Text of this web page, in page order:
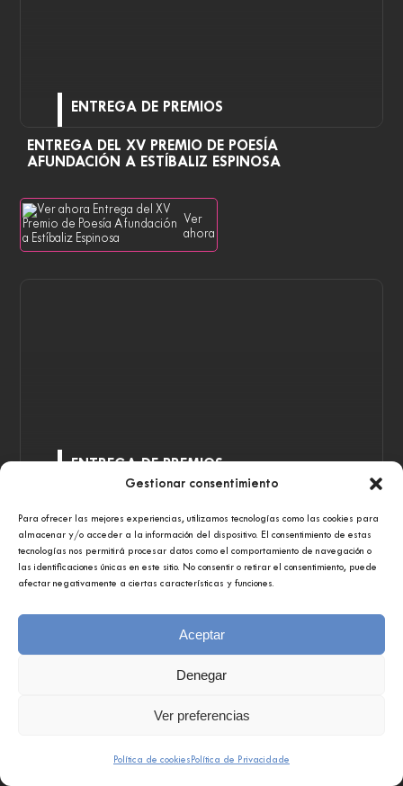
Gestionar consentimiento
Para ofrecer las mejores experiencias, utilizamos tecnologías como las cookies para
almacenar y/o acceder a la información del dispositivo. El consentimiento de estas
tecnologías nos permitirá procesar datos como el comportamiento de navegación o
las identificaciones únicas en este sitio. No consentir o retirar el consentimiento, puede
afectar negativamente a ciertas características y funciones.
Aceptar
Denegar
Ver preferencias
Política de cookies Política de Privacidade
ENTREGA DE PREMIOS
ENTREGA DEL XV PREMIO DE POESÍA
AFUNDACIÓN A ESTÍBALIZ ESPINOSA
Ver
ahora
ENTREGA DE PREMIOS
MELLOR DOCENTE DE ESPAÑA 2021
Ver